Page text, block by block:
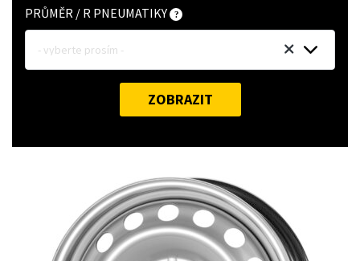
PRŮMĚR / R PNEUMATIKY
- vyberte prosím -
ZOBRAZIT